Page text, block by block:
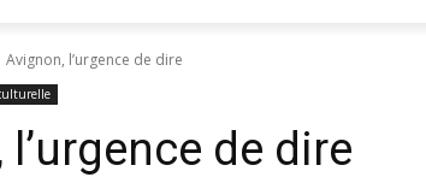
Avignon, l’urgence de dire
de dire